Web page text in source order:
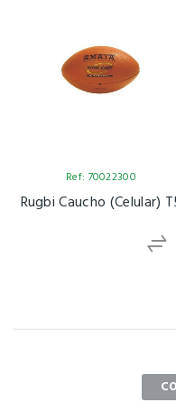
Ref: 70022300
Rugbi Caucho (Celular)